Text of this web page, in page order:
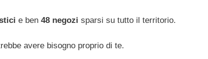
e ben 48 negozi sparsi su tutto il territorio.
avere bisogno proprio di te.